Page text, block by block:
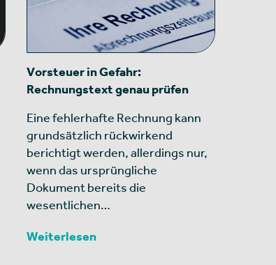
Vorsteuer in Gefahr:
Rechnungstext genau prüfen
Eine fehlerhafte Rechnung kann
grundsätzlich rückwirkend
berichtigt werden, allerdings nur,
wenn das ursprüngliche
Dokument bereits die
wesentlichen…
Weiterlesen